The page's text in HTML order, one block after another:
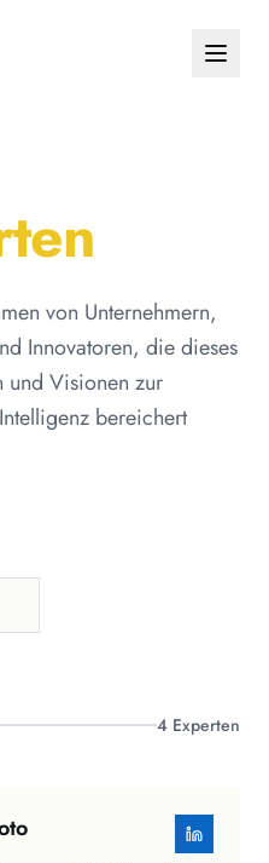
von Unternehmern,
Innovatoren, die dieses
und Visionen zur
bereichert
4 Experten